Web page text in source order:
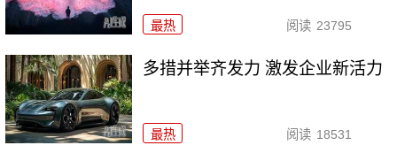
最热 阅读 23795
多措并举齐发力 激发企业新活力
最热 阅读 18531